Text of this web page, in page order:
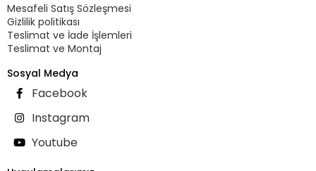
Mesafeli Satış Sözleşmesi
Gizlilik politikası
Teslimat ve İade İşlemleri
Teslimat ve Montaj
Sosyal Medya
Facebook
Instagram
Youtube